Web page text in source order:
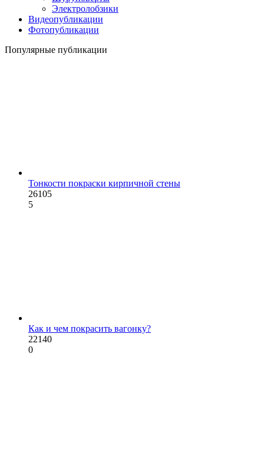
Электролобзики
Видеопубликации
Фотопубликации
Популярные публикации
Тонкости покраски кирпичной стены
26105
5
Как и чем покрасить вагонку?
22140
0